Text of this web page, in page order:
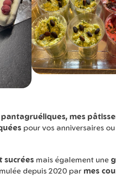
mes
pour vos anniversaires
sucrées mais également une
depuis 2020 par mes